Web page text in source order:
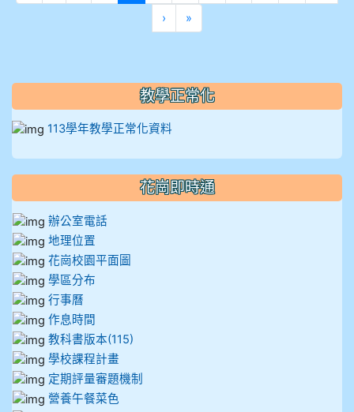
›下一頁
»最後頁
教學正常化
113學年教學正常化資料
花崗即時通
辦公室電話
地理位置
花崗校園平面圖
學區分布
行事曆
作息時間
教科書版本(115)
學校課程計畫
定期評量審題機制
營養午餐菜色